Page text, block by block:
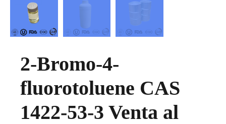
2-Bromo-4-
fluorotoluene CAS
1422-53-3 Venta al